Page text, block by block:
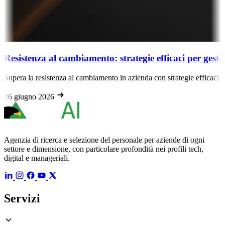
al cambiamento: strategie efficaci per gestirla in
al cambiamento in azienda con strategie efficaci. Scopri
Agenzia di ricerca e selezione del personale per aziende di ogni
settore e dimensione, con particolare profondità nei profili tech,
digital e manageriali.
Servizi